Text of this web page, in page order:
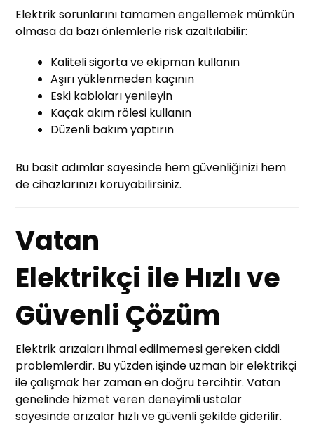
Elektrik sorunlarını tamamen engellemek mümkün
olmasa da bazı önlemlerle risk azaltılabilir:
Kaliteli sigorta ve ekipman kullanın
Aşırı yüklenmeden kaçının
Eski kabloları yenileyin
Kaçak akım rölesi kullanın
Düzenli bakım yaptırın
Bu basit adımlar sayesinde hem güvenliğinizi hem
de cihazlarınızı koruyabilirsiniz.
Vatan
Elektrikçi ile Hızlı ve
Güvenli Çözüm
Elektrik arızaları ihmal edilmemesi gereken ciddi
problemlerdir. Bu yüzden işinde uzman bir elektrikçi
ile çalışmak her zaman en doğru tercihtir. Vatan
genelinde hizmet veren deneyimli ustalar
sayesinde arızalar hızlı ve güvenli şekilde giderilir.